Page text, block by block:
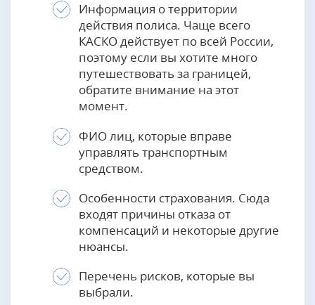
Информация о территории
действия полиса. Чаще всего
КАСКО действует по всей России,
поэтому если вы хотите много
путешествовать за границей,
обратите внимание на этот
момент.
ФИО лиц, которые вправе
управлять транспортным
средством.
Особенности страхования. Сюда
входят причины отказа от
компенсаций и некоторые другие
нюансы.
Перечень рисков, которые вы
выбрали.